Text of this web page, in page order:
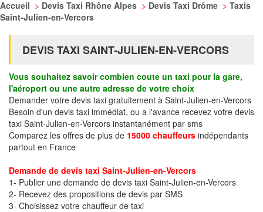
Accueil > Devis Taxi Rhône Alpes > Devis Taxi Drôme > Taxis
Saint-Julien-en-Vercors
DEVIS TAXI SAINT-JULIEN-EN-VERCORS
Vous souhaitez savoir combien coute un taxi pour la gare,
l'aéroport ou une autre adresse de votre choix
Demander votre devis taxi gratuitement à Saint-Julien-en-Vercors
Besoin d'un devis taxi immédiat, ou a l'avance recevez votre devis
taxi Saint-Julien-en-Vercors instantanément par sms
Comparez les offres de plus de 15000 chauffeurs indépendants
partout en France
Demande de devis taxi Saint-Julien-en-Vercors
1- Publier une demande de devis taxi Saint-Julien-en-Vercors
2- Recevez des propositions de devis par SMS
3- Choisissez votre chauffeur de taxi